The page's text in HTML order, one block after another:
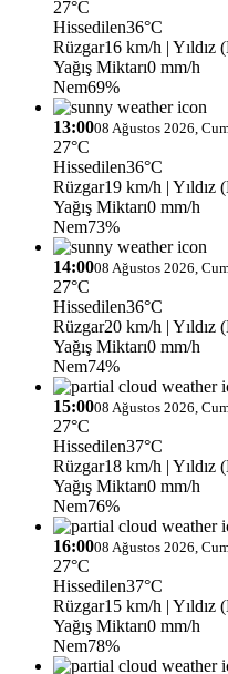
27°C
Hissedilen36°C
Rüzgar16 km/h | Yıldız
Yağış Miktarı0 mm/h
Nem69%
13:0008 Ağustos 2026,
27°C
Hissedilen36°C
Rüzgar19 km/h | Yıldız
Yağış Miktarı0 mm/h
Nem73%
14:0008 Ağustos 2026,
27°C
Hissedilen36°C
Rüzgar20 km/h | Yıldız
Yağış Miktarı0 mm/h
Nem74%
15:0008 Ağustos 2026,
27°C
Hissedilen37°C
Rüzgar18 km/h | Yıldız
Yağış Miktarı0 mm/h
Nem76%
16:0008 Ağustos 2026,
27°C
Hissedilen37°C
Rüzgar15 km/h | Yıldız
Yağış Miktarı0 mm/h
Nem78%